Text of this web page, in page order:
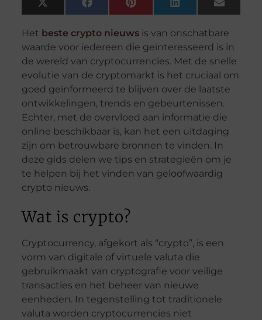
X
(Twitter)
FacebookPinterestLinkedInEmail
Het beste crypto nieuwsis van onschatbare
waarde voor iedereen die geïnteresseerd is in
de wereld van cryptocurrencies. Met de snelle
evolutie van de cryptomarkt is het cruciaal om
goed geïnformeerd te blijven over de laatste
ontwikkelingen, trends en gebeurtenissen.
Echter, met de overvloed aan informatie die
online beschikbaar is, kan het een uitdaging
zijn om betrouwbare bronnen te vinden. In
deze gids delen we tips en strategieën om je
te helpen bij het vinden van geloofwaardig
crypto nieuws.
Wat is crypto?
Cryptocurrency, afgekort als “crypto”, is een
vorm van digitale of virtuele valuta die
gebruikmaakt van cryptografie voor veilige
transacties en het beheer van nieuwe
eenheden. In tegenstelling tot traditionele
valuta worden cryptocurrencies niet